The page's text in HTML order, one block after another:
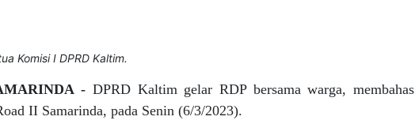
Komisi I DPRD Kaltim.
- DPRD Kaltim gelar RDP bersama warga, membahas
II Samarinda, pada Senin (6/3/2023).